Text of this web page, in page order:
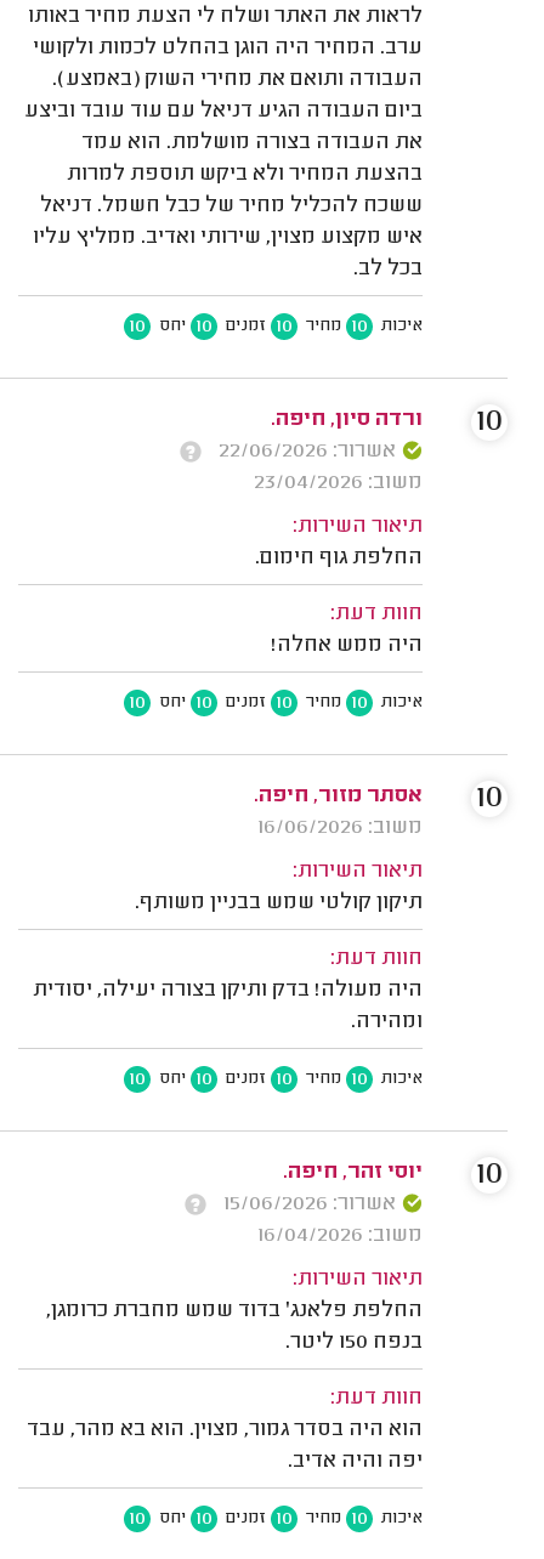
לראות את האתר ושלח לי הצעת מחיר באותו
ערב. המחיר היה הוגן בהחלט לכמות ולקושי
העבודה ותואם את מחירי השוק (באמצע).
ביום העבודה הגיע דניאל עם עוד עובד וביצע
את העבודה בצורה מושלמת. הוא עמד
בהצעת המחיר ולא ביקש תוספת למרות
ששכח להכליל מחיר של כבל חשמל. דניאל
איש מקצוע מצוין, שירותי ואדיב. ממליץ עליו
בכל לב.
איכות 10 מחיר 10 זמנים 10 יחס 10
ורדה סיון, חיפה.
אשרור: 22/06/2026
משוב: 23/04/2026
תיאור השירות:
החלפת גוף חימום.
חוות דעת:
היה ממש אחלה!
איכות 10 מחיר 10 זמנים 10 יחס 10
10
אסתר מזור, חיפה.
משוב: 16/06/2026
תיאור השירות:
תיקון קולטי שמש בבניין משותף.
חוות דעת:
היה מעולה! בדק ותיקן בצורה יעילה, יסודית
ומהירה.
איכות 10 מחיר 10 זמנים 10 יחס 10
10
יוסי זהר, חיפה.
אשרור: 15/06/2026
משוב: 16/04/2026
תיאור השירות:
החלפת פלאנג' בדוד שמש מחברת כרומגן,
בנפח 150 ליטר.
חוות דעת:
הוא היה בסדר גמור, מצוין. הוא בא מהר, עבד
יפה והיה אדיב.
איכות 10 מחיר 10 זמנים 10 יחס 10
10